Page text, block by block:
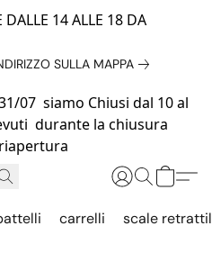
DALLE 14 ALLE 18 DA
SULLA MAPPA
07 siamo Chiusi dal 10 al
durante la chiusura
carrelli scale